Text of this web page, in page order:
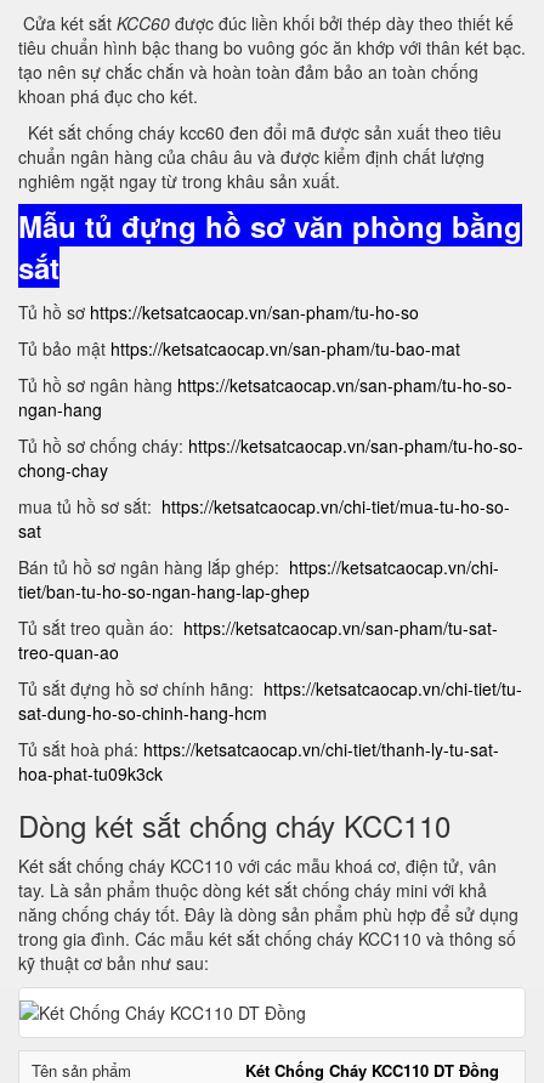
Cửa két sắt KCC60 được đúc liền khối bởi thép dày theo thiết kế
tiêu chuẩn hình bậc thang bo vuông góc ăn khớp với thân két bạc.
tạo nên sự chắc chắn và hoàn toàn đảm bảo an toàn chống
khoan phá đục cho két.
Két sắt chống cháy kcc60 đen đổi mã được sản xuất theo tiêu
chuẩn ngân hàng của châu âu và được kiểm định chất lượng
nghiêm ngặt ngay từ trong khâu sản xuất.
Mẫu tủ đựng hồ sơ văn phòng bằng
sắt
Tủ hồ sơ https://ketsatcaocap.vn/san-pham/tu-ho-so
Tủ bảo mật https://ketsatcaocap.vn/san-pham/tu-bao-mat
Tủ hồ sơ ngân hàng https://ketsatcaocap.vn/san-pham/tu-ho-so-
ngan-hang
Tủ hồ sơ chống cháy: https://ketsatcaocap.vn/san-pham/tu-ho-so-
chong-chay
mua tủ hồ sơ sắt: https://ketsatcaocap.vn/chi-tiet/mua-tu-ho-so-
sat
Bán tủ hồ sơ ngân hàng lắp ghép: https://ketsatcaocap.vn/chi-
tiet/ban-tu-ho-so-ngan-hang-lap-ghep
Tủ sắt treo quần áo: https://ketsatcaocap.vn/san-pham/tu-sat-
treo-quan-ao
Tủ sắt đựng hồ sơ chính hãng: https://ketsatcaocap.vn/chi-tiet/tu-
sat-dung-ho-so-chinh-hang-hcm
Tủ sắt hoà phá: https://ketsatcaocap.vn/chi-tiet/thanh-ly-tu-sat-
hoa-phat-tu09k3ck
Dòng két sắt chống cháy KCC110
Két sắt chống cháy KCC110 với các mẫu khoá cơ, điện tử, vân
tay. Là sản phẩm thuộc dòng két sắt chống cháy mini với khả
năng chống cháy tốt. Đây là dòng sản phẩm phù hợp để sử dụng
trong gia đình. Các mẫu két sắt chống cháy KCC110 và thông số
kỹ thuật cơ bản như sau:
Tên sản phẩm
Két Chống Cháy KCC110 DT Đồng